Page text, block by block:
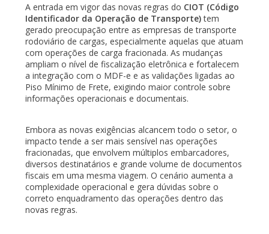
A entrada em vigor das novas regras do CIOT (Código
Identificador da Operação de Transporte)tem
gerado preocupação entre as empresas de transporte
rodoviário de cargas, especialmente aquelas que atuam
com operações de carga fracionada. As mudanças
ampliam o nível de fiscalização eletrônica e fortalecem
a integração com o MDF-e e as validações ligadas ao
Piso Mínimo de Frete, exigindo maior controle sobre
informações operacionais e documentais.
Embora as novas exigências alcancem todo o setor, o
impacto tende a ser mais sensível nas operações
fracionadas, que envolvem múltiplos embarcadores,
diversos destinatários e grande volume de documentos
fiscais em uma mesma viagem. O cenário aumenta a
complexidade operacional e gera dúvidas sobre o
correto enquadramento das operações dentro das
novas regras.